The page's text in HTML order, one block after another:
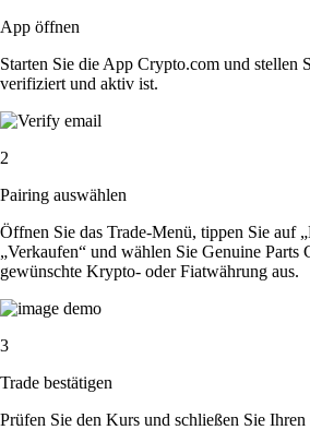
App öffnen
Starten Sie die App Crypto.com und stellen
verifiziert und aktiv ist.
2
Pairing auswählen
Öffnen Sie das Trade-Menü, tippen Sie auf
„Verkaufen“ und wählen Sie Genuine Parts
gewünschte Krypto- oder Fiatwährung aus.
3
Trade bestätigen
Prüfen Sie den Kurs und schließen Sie